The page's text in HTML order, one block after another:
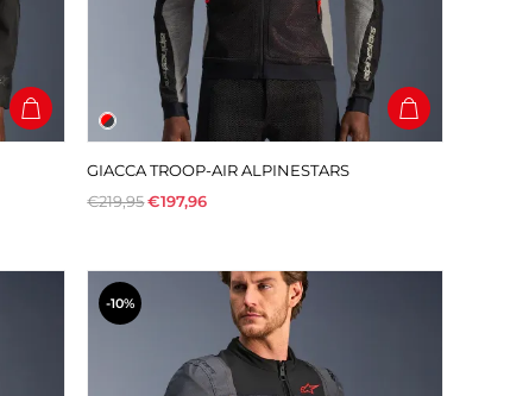
GIACCA TROOP-AIR ALPINESTARS
€219,95€197,96
-10%